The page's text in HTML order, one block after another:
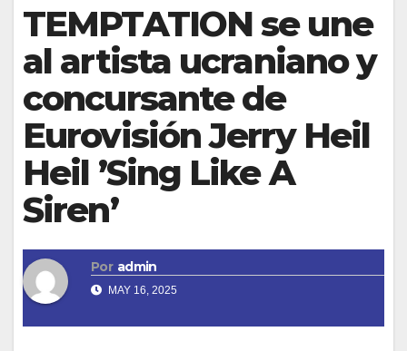
TEMPTATION se une
al artista ucraniano y
concursante de
Eurovisión Jerry Heil
Heil ’Sing Like A
Siren’
Por admin
MAY 16, 2025